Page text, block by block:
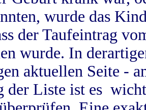
wurde das
der Taufeintrag
wurde. In
aktuellen Seite -
der Liste ist es